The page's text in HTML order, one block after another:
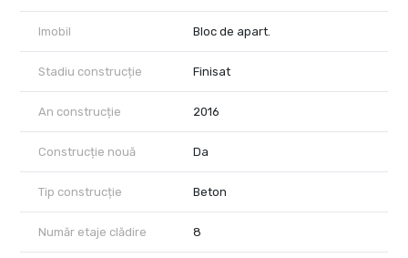
Imobil Bloc de apart.
Stadiu construcție Finisat
An construcție 2016
Construcție nouă Da
Tip construcție Beton
Număr etaje clădire 8